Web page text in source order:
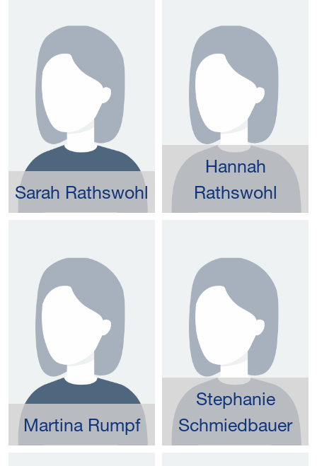
Sarah Rathswohl
Hannah
Rathswohl
Martina Rumpf
Stephanie
Schmiedbauer